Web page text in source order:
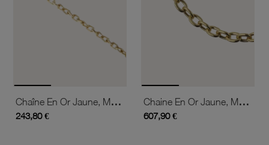
Chaîne En Or Jaune, Maille Forçat Diamantée
243,80 €
Chaine En Or Jaune, Maille Forçat Ovale
607,90 €